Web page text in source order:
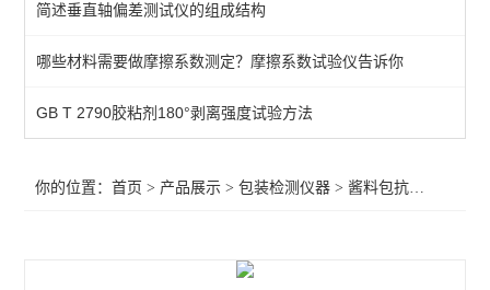
热粘试验仪
揉搓试验仪
抗跌落试验仪
简述垂直轴偏差测试仪的组成结构
哪些材料需要做摩擦系数测定？摩擦系数试验仪告诉你
GB T 2790胶粘剂180°剥离强度试验方法
你的位置：首页 > 产品展示 >包装检测仪器 > 酱料包抗压试验仪